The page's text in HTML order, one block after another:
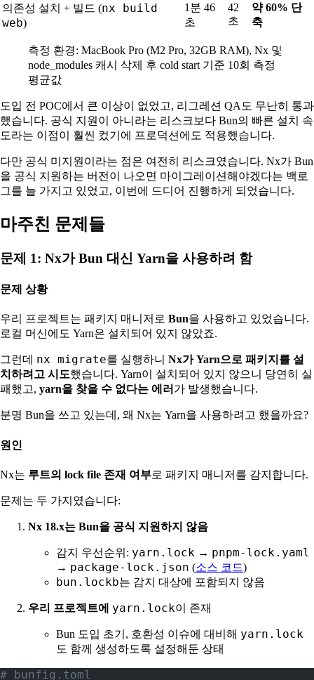
의존성 설치 + 빌드 (nx build
web)
1분 46
초
42
초
약 60% 단
축
측정 환경: MacBook Pro (M2 Pro, 32GB RAM), Nx 및
node_modules 캐시 삭제 후 cold start 기준 10회 측정
평균값
도입 전 POC에서 큰 이상이 없었고, 리그레션 QA도 무난히 통과
했습니다. 공식 지원이 아니라는 리스크보다 Bun의 빠른 설치 속
도라는 이점이 훨씬 컸기에 프로덕션에도 적용했습니다.
다만 공식 미지원이라는 점은 여전히 리스크였습니다. Nx가 Bun
을 공식 지원하는 버전이 나오면 마이그레이션해야겠다는 백로
그를 늘 가지고 있었고, 이번에 드디어 진행하게 되었습니다.
마주친 문제들
문제 1: Nx가 Bun 대신 Yarn을 사용하려 함
문제 상황
우리 프로젝트는 패키지 매니저로 Bun을 사용하고 있었습니다.
로컬 머신에도 Yarn은 설치되어 있지 않았죠.
그런데 nx migrate를 실행하니 Nx가 Yarn으로 패키지를 설
치하려고 시도했습니다. Yarn이 설치되어 있지 않으니 당연히 실
패했고, yarn을 찾을 수 없다는 에러 가 발생했습니다.
분명 Bun을 쓰고 있는데, 왜 Nx는 Yarn을 사용하려고 했을까요?
원인
Nx는 루트의 lock file 존재 여부로 패키지 매니저를 감지합니다.
문제는 두 가지였습니다:
Nx 18.x는 Bun을 공식 지원하지 않음
감지 우선순위: yarn.lock → pnpm-lock.yaml
→ package-lock.json (소스 코드)
bun.lockb는 감지 대상에 포함되지 않음
우리 프로젝트에 yarn.lock이 존재
Bun 도입 초기, 호환성 이슈에 대비해 yarn.lock
도 함께 생성하도록 설정해둔 상태
# bunfig.toml